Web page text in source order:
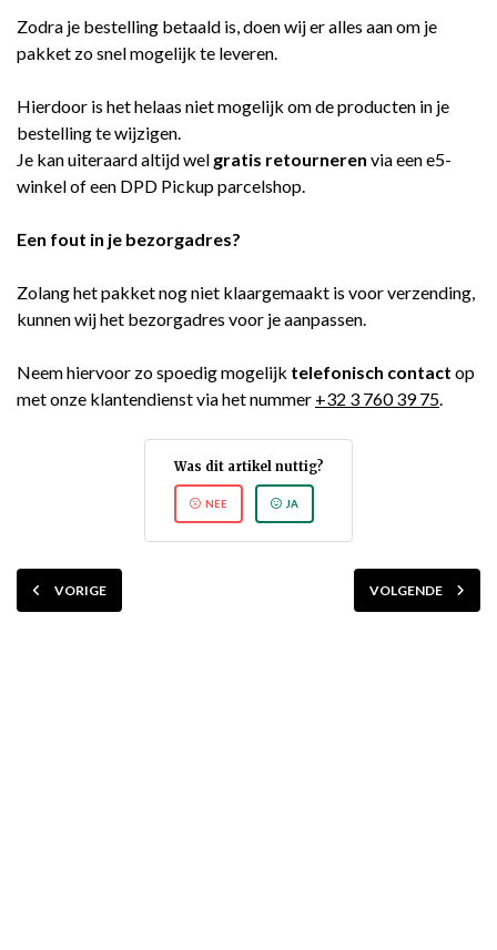
Zodra je bestelling betaald is, doen wij er alles aan om je
pakket zo snel mogelijk te leveren.
Hierdoor is het helaas niet mogelijk om de producten in je
bestelling te wijzigen.
Je kan uiteraard altijd wel gratis retourneren via een e5-
winkel of een DPD Pickup parcelshop.
Een fout in je bezorgadres?
Zolang het pakket nog niet klaargemaakt is voor verzending,
kunnen wij het bezorgadres voor je aanpassen.
Neem hiervoor zo spoedig mogelijk telefonisch contact op
met onze klantendienst via het nummer +32 3 760 39 75.
Was dit artikel nuttig?
NEE JA
VORIGE VOLGENDE